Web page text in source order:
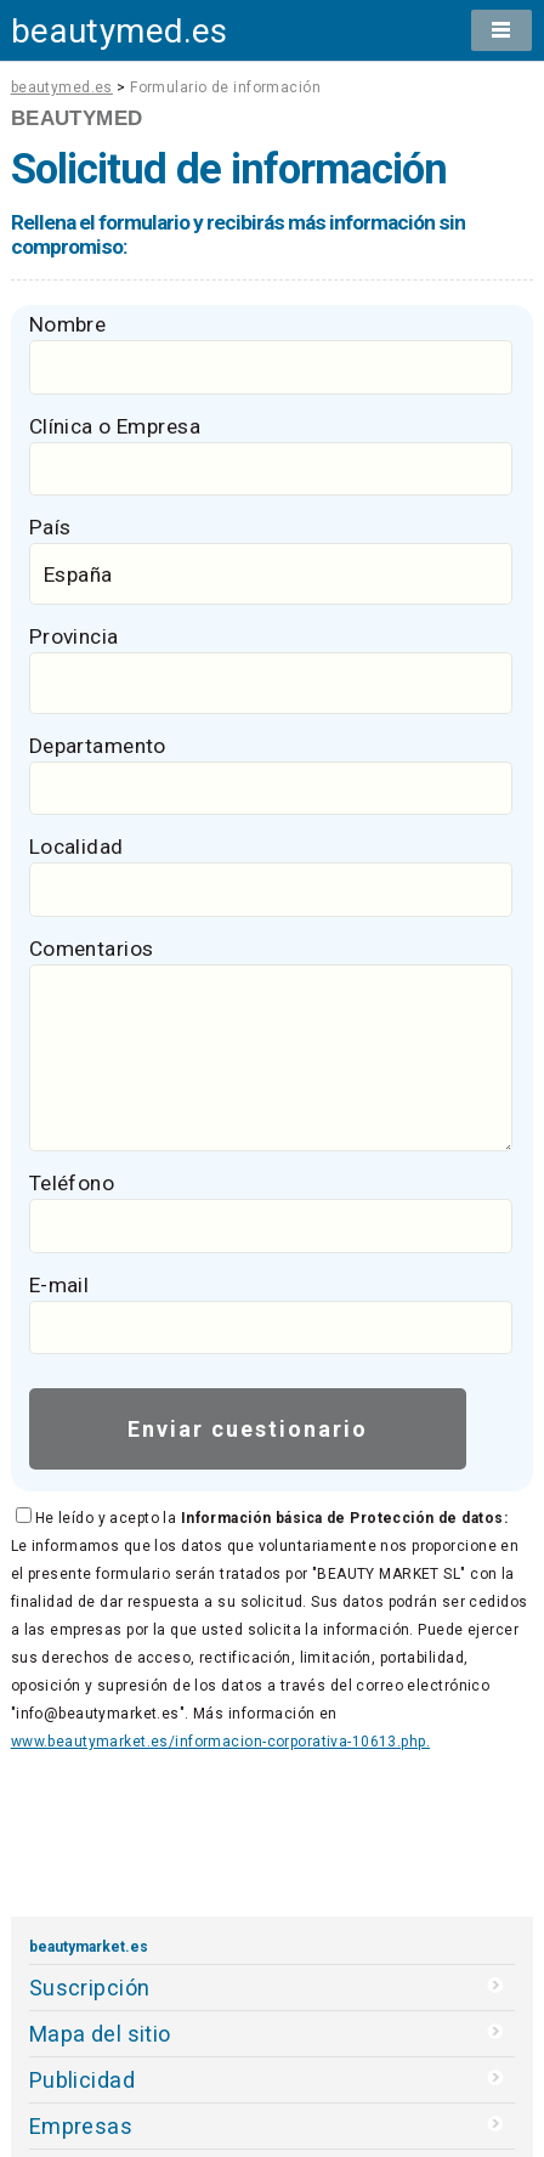
beautymed.es
beautymed.es > Formulario de información
BEAUTYMED
Solicitud de información
Rellena el formulario y recibirás más información sin
compromiso:
Nombre
Clínica o Empresa
País
Provincia
Departamento
Localidad
Comentarios
Teléfono
E-mail
He leído y acepto la Información básica de Protección de datos:
Le informamos que los datos que voluntariamente nos proporcione en
el presente formulario serán tratados por "BEAUTY MARKET SL" con la
finalidad de dar respuesta a su solicitud. Sus datos podrán ser cedidos
a las empresas por la que usted solicita la información. Puede ejercer
sus derechos de acceso, rectificación, limitación, portabilidad,
oposición y supresión de los datos a través del correo electrónico
"info@beautymarket.es". Más información en
www.beautymarket.es/informacion-corporativa-10613.php.
beautymarket.es
Suscripción
Mapa del sitio
Publicidad
Empresas